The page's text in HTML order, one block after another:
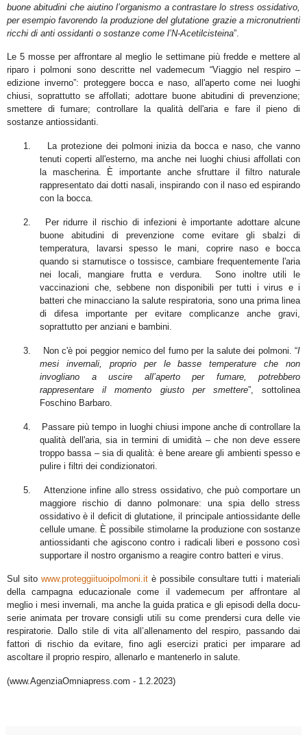
buone abitudini che aiutino l’organismo a contrastare lo stress ossidativo,
per esempio favorendo la produzione del glutatione grazie a micronutrienti
ricchi di anti ossidanti o sostanze come l’N-Acetilcisteina”.
Le 5 mosse per affrontare al meglio le settimane più freddee mettere al
riparo i polmoni sono descritte nel vademecum “Viaggio nel respiro –
edizione inverno”: proteggere bocca e naso, all'aperto come nei luoghi
chiusi, soprattutto se affollati; adottare buone abitudini di prevenzione;
smettere di fumare; controllare la qualità dell'aria e fare il pieno di
sostanze antiossidanti.
1. La protezione dei polmoni inizia da bocca e naso, che vanno
tenuti coperti all'esterno, ma anche nei luoghi chiusi affollati con
la mascherina. È importante anche sfruttare il filtro naturale
rappresentato dai dotti nasali, inspirando con il naso ed espirando
con la bocca.
2.
Per ridurre il rischio di infezioni è importante adottare alcune
buone abitudini di prevenzione come evitare gli sbalzi di
temperatura, lavarsi spesso le mani, coprire naso e bocca
quando si starnutisce o tossisce, cambiare frequentemente l'aria
nei locali, mangiare frutta e verdura.
Sono inoltre utili le
vaccinazioni che, sebbene non disponibili per tutti i virus e i
batteri che minacciano la salute respiratoria, sono una prima linea
di difesa importante per evitare complicanze anche gravi,
soprattutto per anziani e bambini.
3. Non c'è poi peggior nemico del fumo per la salute dei polmoni . “I
mesi invernali, proprio per le basse temperature che non
invogliano a uscire all’aperto per fumare, potrebbero
rappresentare il momento giusto per smettere”, sottolinea
Foschino Barbaro.
4.
Passare più tempo in luoghi chiusi impone anche di controllare la
qualità dell'aria, sia in termini di umidità – che non deve essere
troppo bassa – sia di qualità: è bene areare gli ambienti spesso e
pulire i filtri dei condizionatori.
5.
Attenzione infine allo stress ossidativo, che può comportare un
maggiore rischio di danno polmonare: una spia dello stress
ossidativo è il deficit di glutatione, il principale antiossidante delle
cellule umane. È possibile stimolarne la produzione con sostanze
antiossidanti che agiscono contro i radicali liberi e possono così
supportare il nostro organismo a reagire contro batteri e virus.
Sul sito www.proteggiituoipolmoni.it è possibile consultare tutti i materiali
della campagna educazionale come il vademecum per affrontare al
meglio i mesi invernali, ma anche la guida pratica e gli episodi della docu-
serie animata per trovare consigli utili su come prendersi cura delle vie
respiratorie. Dallo stile di vita all’allenamento del respiro, passando dai
fattori di rischio da evitare, fino agli esercizi pratici per imparare ad
ascoltare il proprio respiro, allenarlo e mantenerlo in salute.
(www.AgenziaOmniapress.com - 1.2.2023)